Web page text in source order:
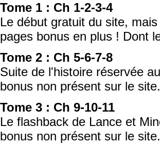
Tome 1 : Ch 1-2-3-4
Le début gratuit du site,
pages bonus en plus ! Dont
Tome 2 : Ch 5-6-7-8
Suite de l'histoire réservée
bonus non présent sur le site.
Tome 3 : Ch 9-10-11
Le flashback de Lance et
bonus non présent sur le site.